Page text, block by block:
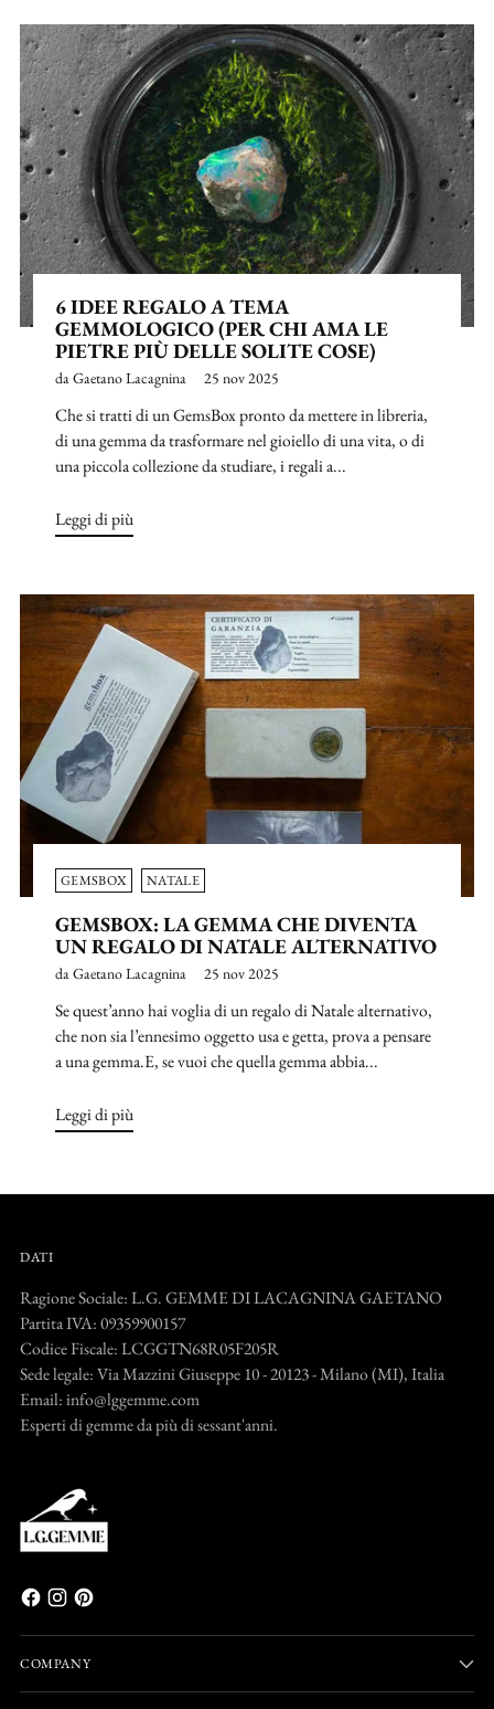
6 IDEE REGALO A TEMA
GEMMOLOGICO (PER CHI AMA LE
PIETRE PIÙ DELLE SOLITE COSE)
da Gaetano Lacagnina 25 nov 2025
Che si tratti di un GemsBox pronto da mettere in libreria,
di una gemma da trasformare nel gioiello di una vita, o di
una piccola collezione da studiare, i regali a...
Leggi di più
GEMSBOX NATALE
GEMSBOX: LA GEMMA CHE DIVENTA
UN REGALO DI NATALE ALTERNATIVO
da Gaetano Lacagnina 25 nov 2025
Se quest’anno hai voglia di un regalo di Natale alternativo,
che non sia l’ennesimo oggetto usa e getta, prova a pensare
a una gemma.E, se vuoi che quella gemma abbia...
Leggi di più
DATI
Ragione Sociale: L.G. GEMME DI LACAGNINA GAETANO
Partita IVA: 09359900157
Codice Fiscale: LCGGTN68R05F205R
Sede legale: Via Mazzini Giuseppe 10 - 20123 - Milano (MI), Italia
Email: info@lggemme.com
Esperti di gemme da più di sessant'anni.
COMPANY